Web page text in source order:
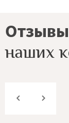
Отзывы
наших